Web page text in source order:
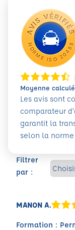
Filtrer
par :
MANON A.
Formation :
Moyenne
Les avis sont
comparateur
garantit la
selon la norme